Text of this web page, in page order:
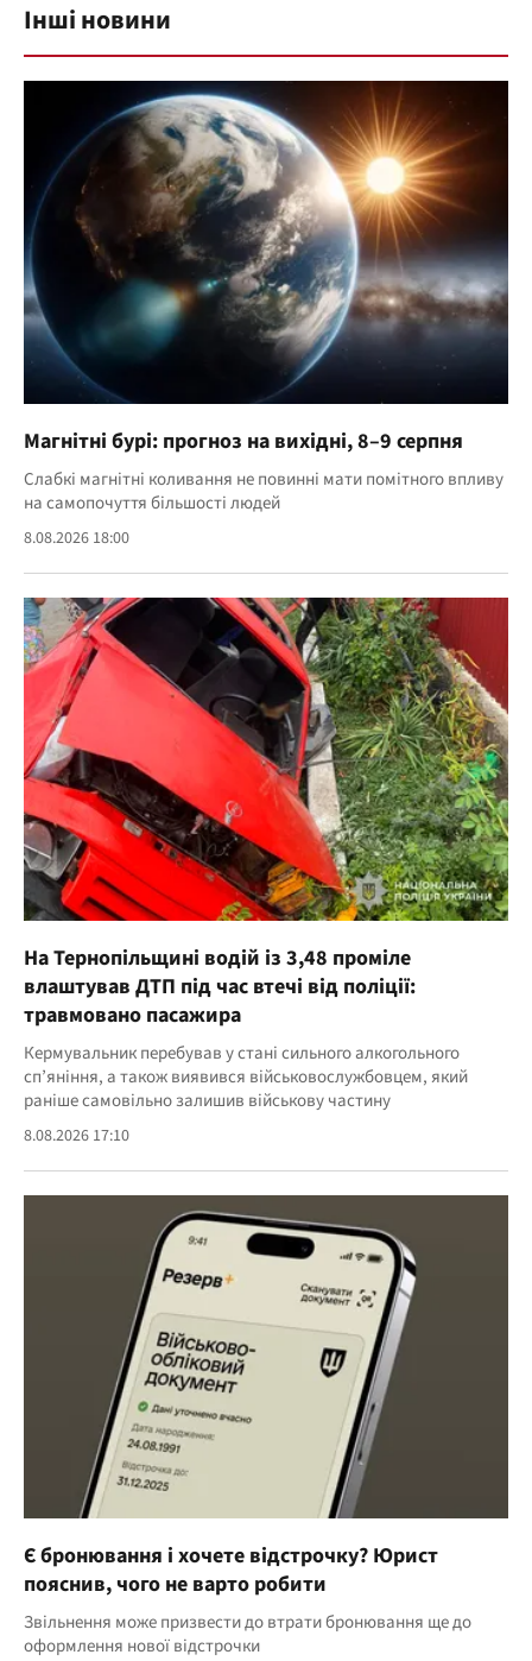
Інші новини
Магнітні бурі: прогноз на вихідні, 8–9 серпня
Слабкі магнітні коливання не повинні мати помітного впливу
на самопочуття більшості людей
8.08.2026 18:00
На Тернопільщині водій із 3,48 проміле
влаштував ДТП під час втечі від поліції:
травмовано пасажира
Кермувальник перебував у стані сильного алкогольного
сп’яніння, а також виявився військовослужбовцем, який
раніше самовільно залишив військову частину
8.08.2026 17:10
Є бронювання і хочете відстрочку? Юрист
пояснив, чого не варто робити
Звільнення може призвести до втрати бронювання ще до
оформлення нової відстрочки